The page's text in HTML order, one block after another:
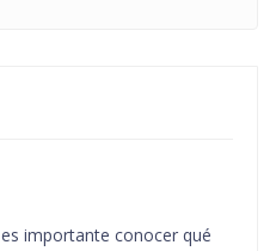
importante conocer qué